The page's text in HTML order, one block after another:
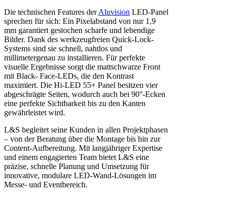
Die technischen Features derAluvision LED-Panel
sprechen für sich: Ein Pixelabstand von nur 1,9
mm garantiert gestochen scharfe und lebendige
Bilder. Dank des werkzeugfreien Quick-Lock-
Systems sind sie schnell, nahtlos und
millimetergenau zu installieren. Für perfekte
visuelle Ergebnisse sorgt die mattschwarze Front
mit Black- Face-LEDs, die den Kontrast
maximiert. Die Hi-LED 55+ Panel besitzen vier
abgeschrägte Seiten, wodurch auch bei 90°-Ecken
eine perfekte Sichtbarkeit bis zu den Kanten
gewährleistet wird.
L&S begleitet seine Kunden in allen Projektphasen
– von der Beratung über die Montage bis hin zur
Content-Aufbereitung. Mit langjähriger Expertise
und einem engagierten Team bietet L&S eine
präzise, schnelle Planung und Umsetzung für
innovative, modulare LED-Wand-Lösungen im
Messe- und Eventbereich.